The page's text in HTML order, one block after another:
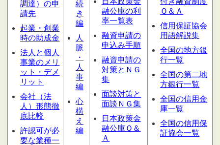
調達）の申
請先
起業・創業
時の助成金
法人と個人
事業のメリ
ット・デメ
リット
会社（法
人）形態徹
底比較
許認可が必
要な業種一
続
き
編
人
脈
・
人
事
編
心
構
え
編
融公庫の利
率一覧表
融資申請の
申込み手順
融資申請の
対策とＮＧ
集
面談対策と
面談ＮＧ集
日本政策金
融公庫Ｑ＆
Ａ
Ｑ＆Ａ
信用保証協会
用語解説集
全国の地方銀
行一覧
全国の第二地
方銀行一覧
全国の信用金
庫一覧
全国の信用保
証協会一覧